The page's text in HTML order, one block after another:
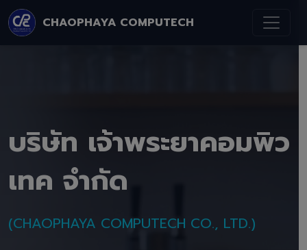
CHAOPHAYA COMPUTECH
บริษัท เจ้าพระยาคอมพิว
เทค จำกัด
(CHAOPHAYA COMPUTECH CO., LTD.)